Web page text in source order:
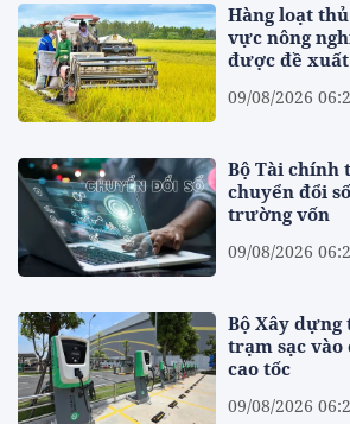
Hàng loạt
vực nông
được đề
09/08/2026
Bộ Tài chính
chuyển đổi
trường vốn
09/08/2026
Bộ Xây
trạm sạc
cao tốc
09/08/2026